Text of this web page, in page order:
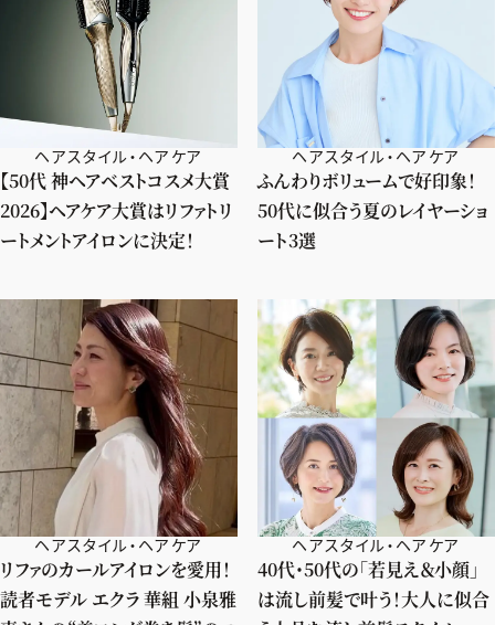
ヘアスタイル・ヘアケア
【50代 神ヘアベストコスメ大賞
2026】ヘアケア大賞はリファトリ
ートメントアイロンに決定！
ヘアスタイル・ヘアケア
ふんわりボリュームで好印象！
50代に似合う夏のレイヤーショ
ート3選
ヘアスタイル・ヘアケア
リファのカールアイロンを愛用！
読者モデル エクラ 華組 小泉雅
ヘアスタイル・ヘアケア
40代・50代の「若見え＆小顔」
は流し前髪で叶う！大人に似合